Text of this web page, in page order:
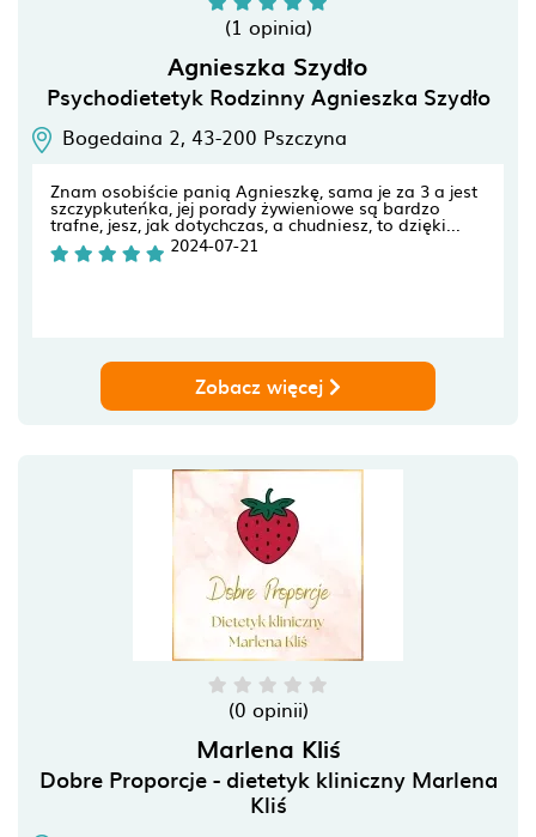
(1 opinia)
Agnieszka Szydło
Psychodietetyk Rodzinny Agnieszka Szydło
Bogedaina 2, 43-200 Pszczyna
Znam osobiście panią Agnieszkę, sama je za 3 a jest
szczypkuteńka, jej porady żywieniowe są bardzo
trafne, jesz, jak dotychczas, a chudniesz, to dzięki...
2024-07-21
Zobacz więcej
(0 opinii)
Marlena Kliś
Dobre Proporcje - dietetyk kliniczny Marlena
Kliś